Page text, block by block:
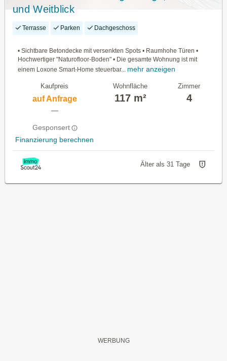
und Weitblick
Terrasse Parken Dachgeschoss
• Sichtbare Betondecke mit versenkten Spots • Raumhohe Türen •
Hochwertiger "Naturofloor-Boden" • Die gesamte Wohnung ist mit
einem Loxone Smart-Home steuerbar... mehr anzeigen
Kaufpreis
auf Anfrage
—
Gesponsert
Finanzierung berechnen
Wohnfläche
117 m²
Zimmer
4
Älter als 31 Tage